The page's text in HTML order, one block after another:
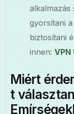
alkalmazás
gyorsítani
biztosítani
innen:VPN
Miért
t